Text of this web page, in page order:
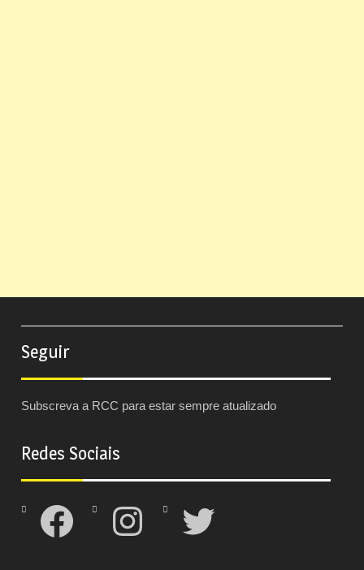
Seguir
Subscreva a RCC para estar sempre atualizado
Redes Sociais
Facebook Instagram Twitter